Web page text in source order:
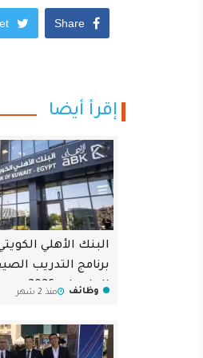
إقرأ أيضا
البنك الأهلي
برنامج التدريب
الجامعات 2026
وظائف منذ 2 شهر